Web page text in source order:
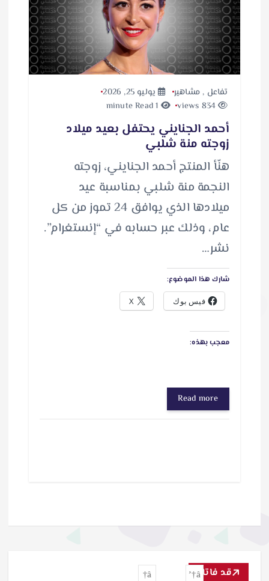
تفاعل , مشاهير
يوليو 25, 2026
834 views
أحمد الجنايني يحتفل بعيد ميلاد
زوجته منة شلبي
هنّأ المنتج أحمد الجنايني، زوجته
النجمة منة شلبي بمناسبة عيد
ميلادها الذي يوافق 24 تموز من كل
عام، وذلك عبر حسابه في “إنستغرام”.
نشر…
شارك هذا الموضوع:
فيس بوك X
معجب بهذه:
Read more
قد فاتك